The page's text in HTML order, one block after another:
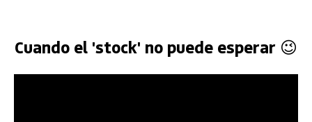
Cuando el 'stock' no puede esperar 😉